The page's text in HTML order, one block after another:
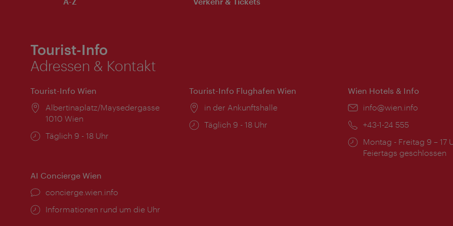
Tourist-Info
Adressen & Kontakt
Tourist-Info Wien
Ort:
Albertinaplatz/Maysedergasse
1010 Wien
Öffnungszeiten:
Täglich 9 - 18 Uhr
Tourist-Info Flughafen Wien
Ort:
in der Ankunftshalle
Öffnungszeiten:
Täglich 9 - 18 Uhr
Wien Hotels & Info
Email:
info@wien.info
Telefon:
+43-1-24 555
Öffnungszeiten:
Montag - Freitag 9 – 17
Feiertags geschlossen
AI Concierge Wien
Ort:
concierge.wien.info
Öffnungszeiten:
Informationen rund um die Uhr